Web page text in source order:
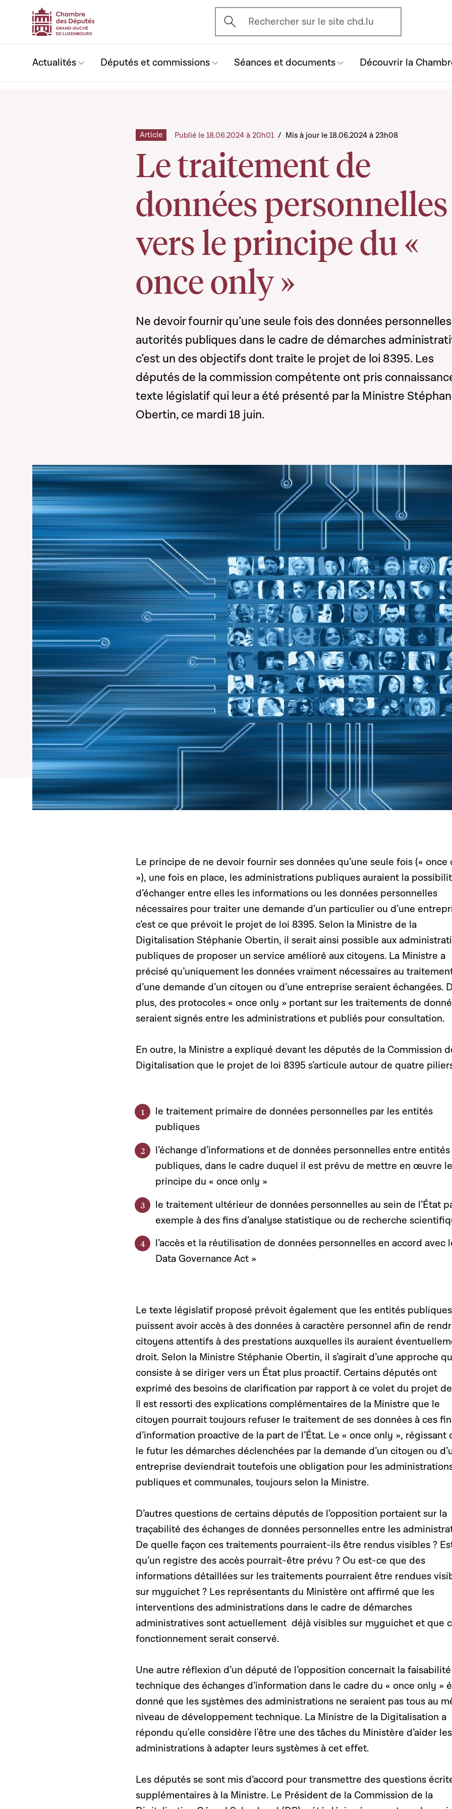
Ouvrir l'écran de recherche
Rechercher sur le site chd.lu
Actualités Députés et commissions Séances et documents Découvrir la
Le traitement de
données
vers le principe du «
once only »
Article Publié le 18.06.2024 à 20h01 / Mis à jour le 18.06.2024 à 23h08
Ne devoir fournir qu’une seule fois des données
autorités publiques dans le cadre de démarches
c’est un des objectifs dont traite le projet de loi 8395. Les
députés de la commission compétente ont pris
texte législatif qui leur a été présenté par la Ministre
Obertin, ce mardi 18 juin.
Le principe de ne devoir fournir ses données qu’une seule fois (« once
»), une fois en place, les administrations publiques auraient la
d’échanger entre elles les informations ou les données personnelles
nécessaires pour traiter une demande d’un particulier ou d’une
c’est ce que prévoit le projet de loi 8395. Selon la Ministre de la
Digitalisation Stéphanie Obertin, il serait ainsi possible aux
publiques de proposer un service amélioré aux citoyens. La Ministre a
précisé qu’uniquement les données vraiment nécessaires au
d’une demande d’un citoyen ou d’une entreprise seraient échangées.
plus, des protocoles « once only » portant sur les traitements de
seraient signés entre les administrations et publiés pour consultation.
En outre, la Ministre a expliqué devant les députés de la Commission
Digitalisation que le projet de loi 8395 s’articule autour de quatre
le traitement primaire de données personnelles par les entités
publiques
l’échange d’informations et de données personnelles entre entités
publiques, dans le cadre duquel il est prévu de mettre en œuvre le
principe du « once only »
le traitement ultérieur de données personnelles au sein de l’État
exemple à des fins d’analyse statistique ou de recherche
l’accès et la réutilisation de données personnelles en accord avec
Data Governance Act »
Le texte législatif proposé prévoit également que les entités publiques
puissent avoir accès à des données à caractère personnel afin de
citoyens attentifs à des prestations auxquelles ils auraient
droit. Selon la Ministre Stéphanie Obertin, il s’agirait d’une approche
consiste à se diriger vers un État plus proactif. Certains députés ont
exprimé des besoins de clarification par rapport à ce volet du projet
Il est ressorti des explications complémentaires de la Ministre que le
citoyen pourrait toujours refuser le traitement de ses données à ces
d’information proactive de la part de l’État. Le « once only », régissant
le futur les démarches déclenchées par la demande d’un citoyen ou
entreprise deviendrait toutefois une obligation pour les
publiques et communales, toujours selon la Ministre.
D’autres questions de certains députés de l’opposition portaient sur la
traçabilité des échanges de données personnelles entre les
De quelle façon ces traitements pourraient-ils être rendus visibles ?
qu’un registre des accès pourrait-être prévu ? Ou est-ce que des
informations détaillées sur les traitements pourraient être rendues
sur myguichet ? Les représentants du Ministère ont affirmé que les
interventions des administrations dans le cadre de démarches
administratives sont actuellement déjà visibles sur myguichet et que
fonctionnement serait conservé.
Une autre réflexion d’un député de l’opposition concernait la faisabilité
technique des échanges d’information dans le cadre du « once only »
donné que les systèmes des administrations ne seraient pas tous au
niveau de développement technique. La Ministre de la Digitalisation a
répondu qu'elle considère l'être une des tâches du Ministère d’aider les
administrations à adapter leurs systèmes à cet effet.
Les députés se sont mis d’accord pour transmettre des questions
supplémentaires à la Ministre. Le Président de la Commission de la